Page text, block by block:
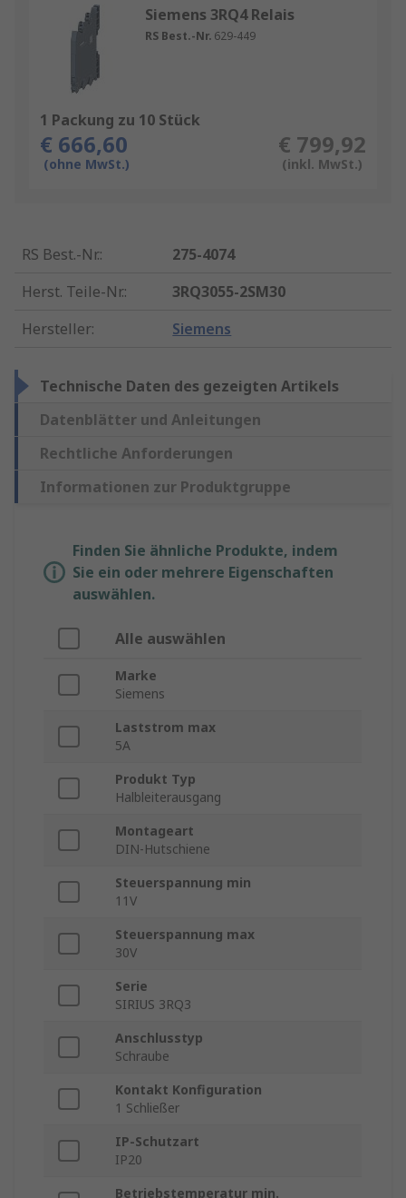
Siemens 3RQ4 Relais
RS Best.-Nr. 629-449
1 Packung zu 10 Stück
€ 666,60
(ohne MwSt.)
€ 799,92
(inkl. MwSt.)
RS Best.-Nr.:
275-4074
Herst. Teile-Nr.:
3RQ3055-2SM30
Hersteller: Siemens
Technische Daten des gezeigten Artikels
Datenblätter und Anleitungen
Rechtliche Anforderungen
Informationen zur Produktgruppe
Finden Sie ähnliche Produkte, indem
Sie ein oder mehrere Eigenschaften
auswählen.
Alle auswählen
Marke
Siemens
Laststrom max
5A
Produkt Typ
Halbleiterausgang
Montageart
DIN-Hutschiene
Steuerspannung min
11V
Steuerspannung max
30V
Serie
SIRIUS 3RQ3
Anschlusstyp
Schraube
Kontakt Konfiguration
1 Schließer
IP-Schutzart
IP20
Betriebstemperatur min.